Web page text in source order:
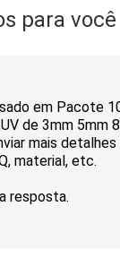
para
pc
saídas de potência
em série)